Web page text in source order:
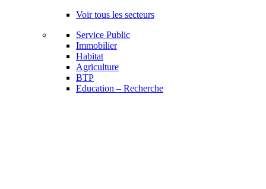
Voir tous les secteurs
Service Public
Immobilier
Habitat
Agriculture
BTP
Education – Recherche